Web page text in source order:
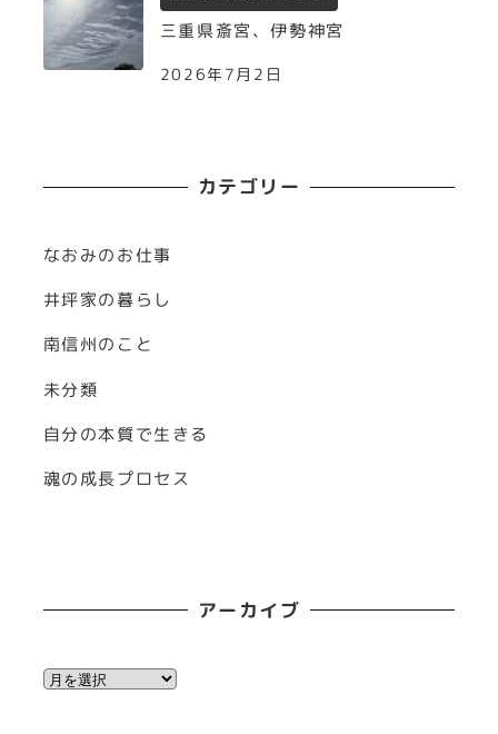
三重県斎宮、伊勢神宮
2026年7月2日
カテゴリー
なおみのお仕事
井坪家の暮らし
南信州のこと
未分類
自分の本質で生きる
魂の成長プロセス
アーカイブ
ア